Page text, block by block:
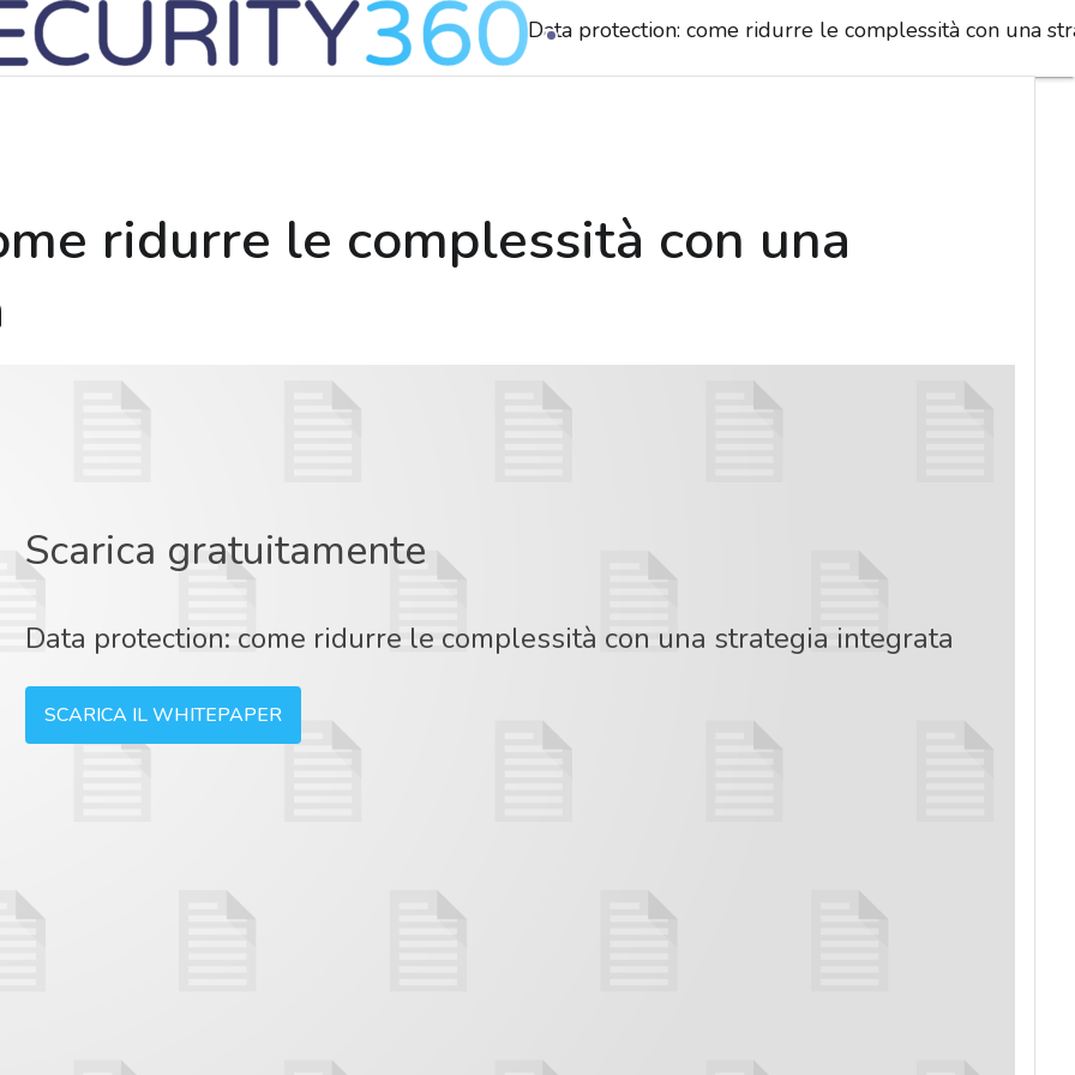
Data protection: come ridurre le complessità con una
ridurre le complessità con una
Scarica gratuitamente
Data protection: come ridurre le complessità con una strategia integrata
SCARICA IL WHITEPAPER